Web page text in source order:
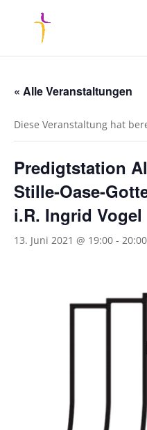
« Alle Veranstaltungen
Diese Veranstaltung hat
Predigtstation
Stille-Oase-
i.R. Ingrid Vogel
13. Juni 2021 @ 19:00 - 20:00